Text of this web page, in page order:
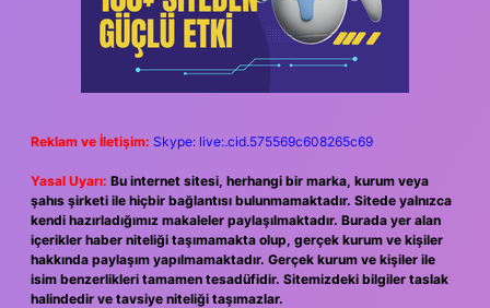
Reklam ve İletişim: Skype: live:.cid.575569c608265c69
Yasal Uyarı: Bu internet sitesi, herhangi bir marka, kurum veya
şahıs şirketi ile hiçbir bağlantısı bulunmamaktadır. Sitede yalnızca
kendi hazırladığımız makaleler paylaşılmaktadır. Burada yer alan
içerikler haber niteliği taşımamakta olup, gerçek kurum ve kişiler
hakkında paylaşım yapılmamaktadır. Gerçek kurum ve kişiler ile
isim benzerlikleri tamamen tesadüfidir. Sitemizdeki bilgiler taslak
halindedir ve tavsiye niteliği taşımazlar.